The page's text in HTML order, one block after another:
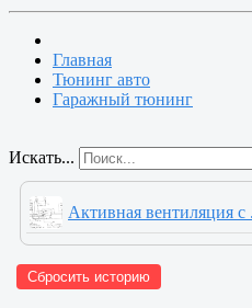
Главная
Тюнинг авто
Гаражный тюнинг
Искать...
Активная вентиляция с
Сбросить историю